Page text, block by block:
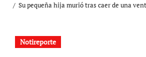
Su pequeña hija murió tras caer de una
Notireporte